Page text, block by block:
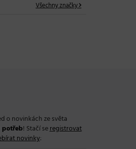
Všechny značky
o novinkách ze světa
potřeb! Stačí seregistrovat
novinky: